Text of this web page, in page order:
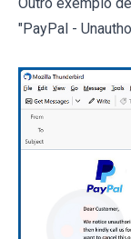
"PayPal -